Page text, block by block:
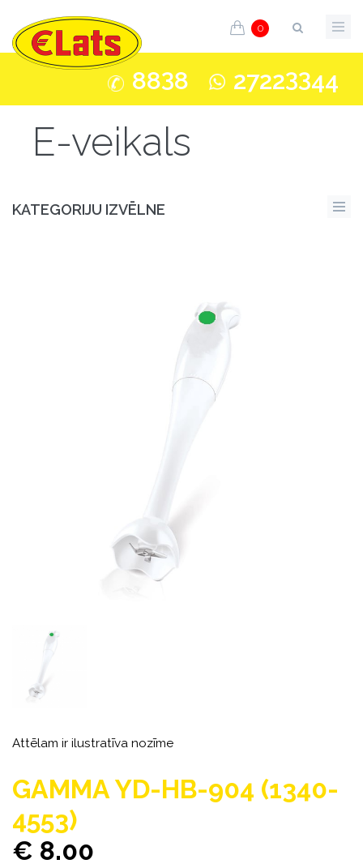
0
8838 27223344
E-veikals
KATEGORIJU IZVĒLNE
Attēlam ir ilustratīva nozīme
GAMMA YD-HB-904 (1340-
4553)
€ 8.00